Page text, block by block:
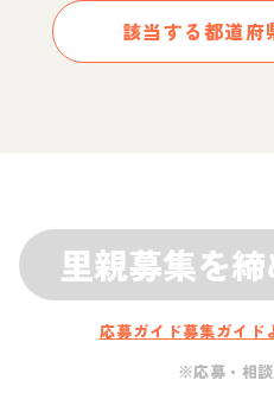
該当する都道府
里親募集を
応募ガイド募集ガイド
※応募・相